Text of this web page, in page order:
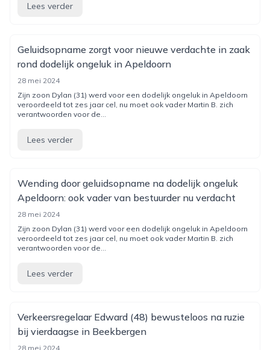
Lees verder
Geluidsopname zorgt voor nieuwe verdachte in zaak
rond dodelijk ongeluk in Apeldoorn
28 mei 2024
Zijn zoon Dylan (31) werd voor een dodelijk ongeluk in Apeldoorn
veroordeeld tot zes jaar cel, nu moet ook vader Martin B. zich
verantwoorden voor de...
Lees verder
Wending door geluidsopname na dodelijk ongeluk
Apeldoorn: ook vader van bestuurder nu verdacht
28 mei 2024
Zijn zoon Dylan (31) werd voor een dodelijk ongeluk in Apeldoorn
veroordeeld tot zes jaar cel, nu moet ook vader Martin B. zich
verantwoorden voor de...
Lees verder
Verkeersregelaar Edward (48) bewusteloos na ruzie
bij vierdaagse in Beekbergen
28 mei 2024